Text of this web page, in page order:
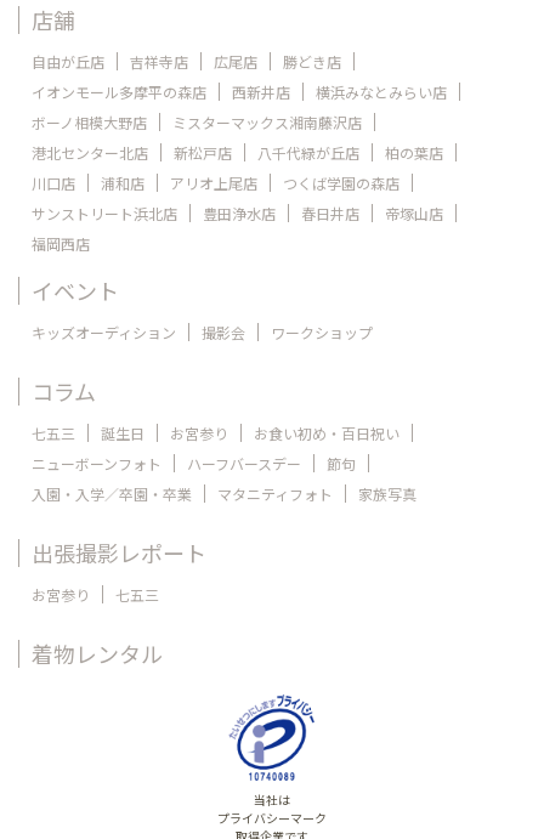
店舗
自由が丘店 吉祥寺店 広尾店
勝どき店
イオンモール多摩平の森店
西新井店
横浜みなとみらい店
ボーノ相模大野店
ミスターマックス湘南藤沢店
港北センター北店
新松戸店 八千代緑が丘店
柏の葉店
川口店
浦和店 アリオ上尾店
つくば学園の森店
サンストリート浜北店
豊田浄水店 春日井店
帝塚山店
福岡西店
イベント
キッズオーディション 撮影会 ワークショップ
コラム
七五三 誕生日 お宮参り
お食い初め・百日祝い
ニューボーンフォト
ハーフバースデー
節句
入園・入学／卒園・卒業
マタニティフォト 家族写真
出張撮影レポート
お宮参り 七五三
着物レンタル
当社は
プライバシーマーク